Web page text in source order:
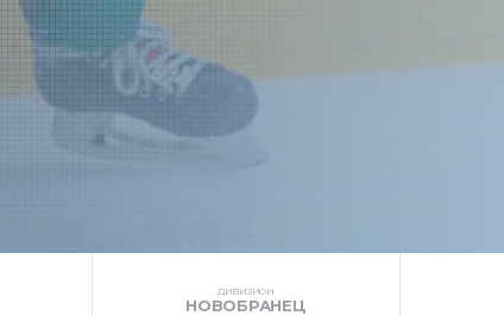
ДИВИЗИОН
НОВОБРАНЕЦ